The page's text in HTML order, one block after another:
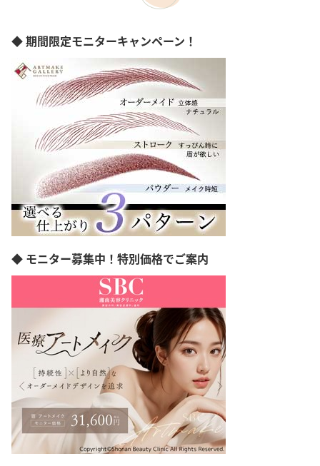
富山県
石川県
長野県
岐阜県
愛媛県
熊本県
宮崎県
◆ 期間限定モニターキャンペーン！
◆ モニター募集中！特別価格でご案内